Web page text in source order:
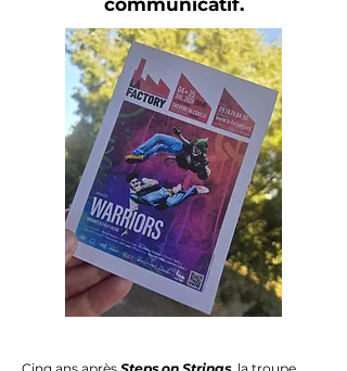
communicatif.